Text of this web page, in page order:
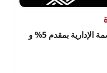
شقه للبيع فى كمبوند ليال العاصمة الإدارية بمقدم 5% و